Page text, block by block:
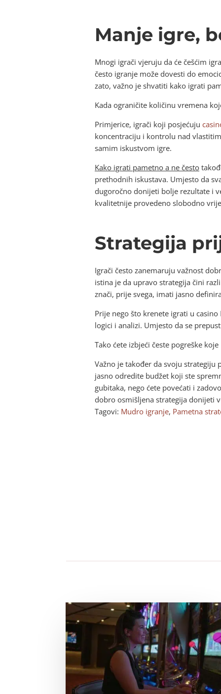
Manje igre,
Mnogi igrači vjeruju da će češćim
često igranje može dovesti do
zato, važno je shvatiti kako igrati
Kada ograničite količinu vremena
Primjerice, igrači koji posjećuju
koncentraciju i kontrolu nad
samim iskustvom igre.
Kako igrati pametno a ne često
prethodnih iskustava. Umjesto da
dugoročno donijeti bolje rezultate i
kvalitetnije provedeno slobodno
Strategija
Igrači često zanemaruju važnost
istina je da upravo strategija čini
znači, prije svega, imati jasno
Prije nego što krenete igrati u
logici i analizi. Umjesto da se
Tako ćete izbjeći česte pogreške
Važno je također da svoju
jasno odredite budžet koji ste
gubitaka, nego ćete povećati i
dobro osmišljena strategija donijeti
Tagovi: Mudro igranje, Pametna